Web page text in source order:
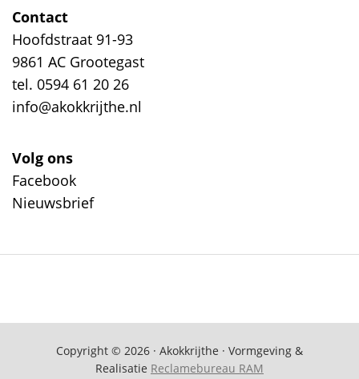
Contact
Hoofdstraat 91-93
9861 AC Grootegast
tel. 0594 61 20 26
info@akokkrijthe.nl
Volg ons
Facebook
Nieuwsbrief
Copyright © 2026 · Akokkrijthe · Vormgeving &
Realisatie Reclamebureau RAM